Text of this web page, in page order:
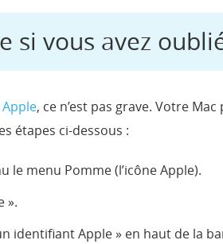
si vous avez
, ce n’est pas grave. Votre
étapes ci-dessous :
le menu Pomme (l’icône Apple).
».
identifiant Apple » en haut de la